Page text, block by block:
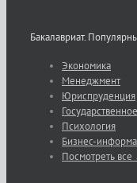
Бакалавриат.
Экономика
Менеджмент
Юриспруденция
Психология
Бизнес-
Посмотреть